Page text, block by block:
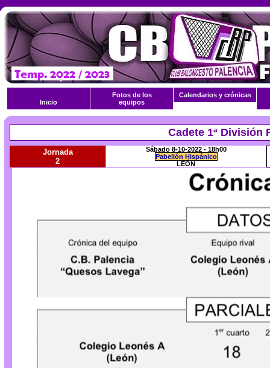
Inicio
Fotos de los
equipos
Calendarios y crónicas
Cadete 1ª División
Jornada
2
Sábado 8-10-2022 - 18h00
Pabellón Hispánico
LEÓN